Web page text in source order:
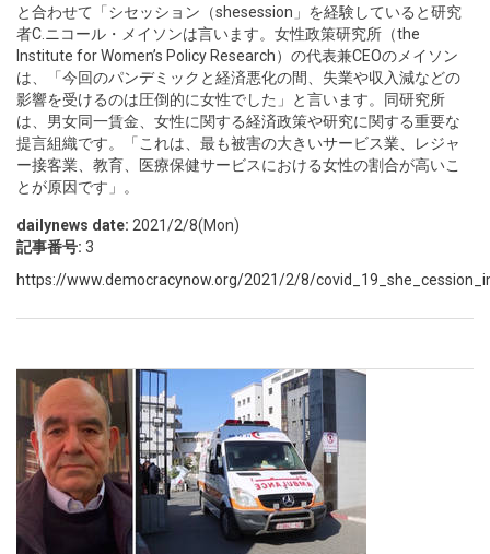
と合わせて「シセッション（shesession」を経験していると研究
者C.ニコール・メイソンは言います。女性政策研究所（the
Institute for Women’s Policy Research）の代表兼CEOのメイソン
は、「今回のパンデミックと経済悪化の間、失業や収入減などの
影響を受けるのは圧倒的に女性でした」と言います。同研究所
は、男女同一賃金、女性に関する経済政策や研究に関する重要な
提言組織です。「これは、最も被害の大きいサービス業、レジャ
ー接客業、教育、医療保健サービスにおける女性の割合が高いこ
とが原因です」。
dailynews date: 2021/2/8(Mon)
記事番号: 3
https://www.democracynow.org/2021/2/8/